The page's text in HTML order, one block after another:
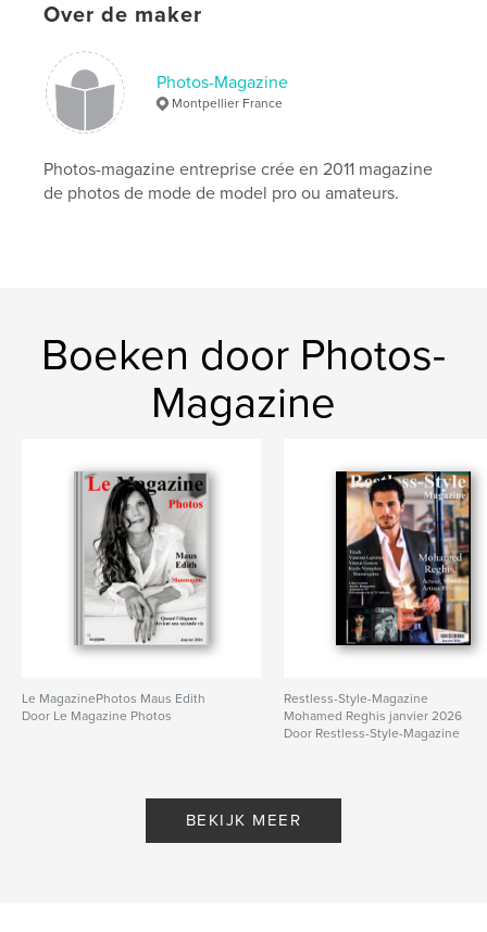
TaalFrench
Trefwoorden
mode , dominique bourgery ,
lisa mariani
Over de maker
Photos-Magazine
Montpellier France
Photos-magazine entreprise crée en 2011 magazine
de photos de mode de model pro ou amateurs.
Boeken door Photos-
Magazine
Le MagazinePhotos Maus Edith
Door Le Magazine Photos
Restless-Style-Magazine
Mohamed Reghis janvier 2026
Door Restless-Style-Magazine
BEKIJK MEER